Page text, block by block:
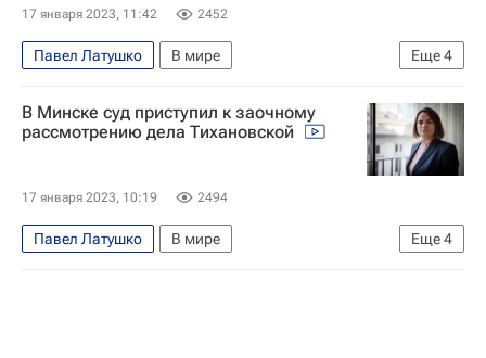
17 января 2023, 11:42 2452
Еще4
Павел Латушко
В мире
Светлана Тихановская
Сергей Дылевский
Минск
Белоруссия
В Минске суд приступил к заочному
рассмотрению дела Тихановской
17 января 2023, 10:19 2494
Еще4
Павел Латушко
В мире
Светлана Тихановская
Сергей Дылевский